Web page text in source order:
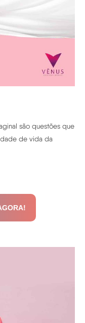
são questões que
de vida da